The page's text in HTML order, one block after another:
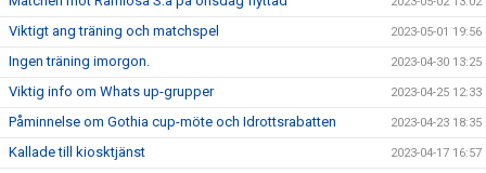
Viktigt ang träning och matchspel 2023-05-01 19:56
Ingen träning imorgon. 2023-04-30 13:25
Viktig info om Whats up-grupper 2023-04-25 12:33
Påminnelse om Gothia cup-möte och Idrottsrabatten 2023-04-23 18:35
Kallade till kiosktjänst 2023-04-17 16:57